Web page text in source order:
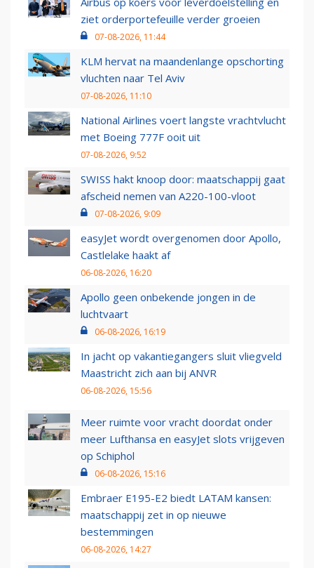
ziet orderportefeuille verder groeien
07-08-2026, 11:44
KLM hervat na maandenlange opschorting
vluchten naar Tel Aviv
07-08-2026, 11:10
National Airlines voert langste vrachtvlucht
met Boeing 777F ooit uit
07-08-2026, 9:52
SWISS hakt knoop door: maatschappij gaat
afscheid nemen van A220-100-vloot
07-08-2026, 9:09
easyJet wordt overgenomen door Apollo,
Castlelake haakt af
06-08-2026, 16:20
Apollo geen onbekende jongen in de
luchtvaart
06-08-2026, 16:19
In jacht op vakantiegangers sluit vliegveld
Maastricht zich aan bij ANVR
06-08-2026, 15:56
Meer ruimte voor vracht doordat onder
meer Lufthansa en easyJet slots vrijgeven
op Schiphol
06-08-2026, 15:16
Embraer E195-E2 biedt LATAM kansen:
maatschappij zet in op nieuwe
bestemmingen
06-08-2026, 14:27